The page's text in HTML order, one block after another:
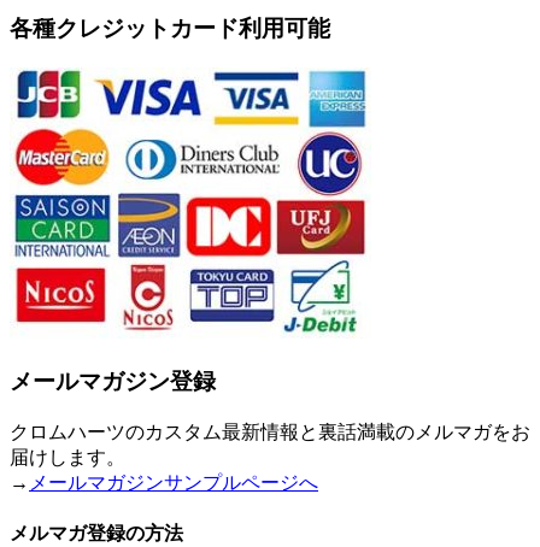
各種クレジットカード利用可能
メールマガジン登録
クロムハーツのカスタム最新情報と裏話満載のメルマガをお
届けします。
→ メールマガジンサンプルページへ
メルマガ登録の方法